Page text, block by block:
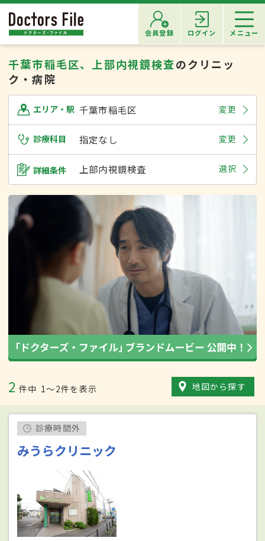
会員登録 ログイン メニュー
千葉市稲毛区、上部内視鏡検査のクリニッ
ク・病院
エリア・駅 千葉市稲毛区 変更
診療科目 指定なし 変更
詳細条件 上部内視鏡検査 選択
2 件中 1〜2件を表示 地図から探す
診療時間外
みうらクリニック